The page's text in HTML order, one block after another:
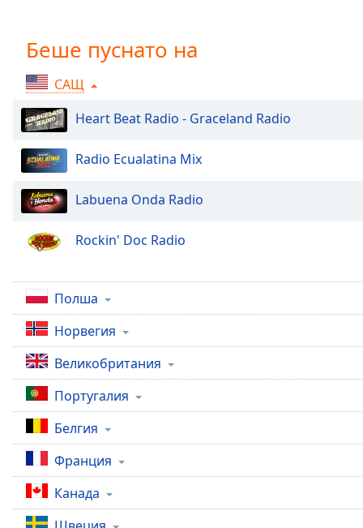
Time-
Playback
Chapters
Chapters
Descriptions
off,
selected
Subtitles
subtitles
settings,
opens
subtitles
settings
dialog
subtitles
off
selected
Беше пуснато на
САЩ
Heart Beat Radio - Graceland Radio
Radio Ecualatina Mix
Labuena Onda Radio
Rockin' Doc Radio
Полша
Норвегия
Великобритания
Португалия
Белгия
Франция
Канада